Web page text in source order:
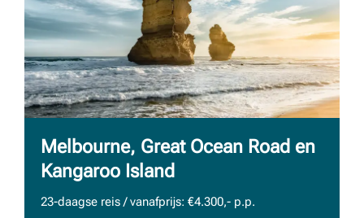
Melbourne, Great Ocean Road en
Kangaroo Island
23-daagse reis / vanafprijs: €4.300,- p.p.